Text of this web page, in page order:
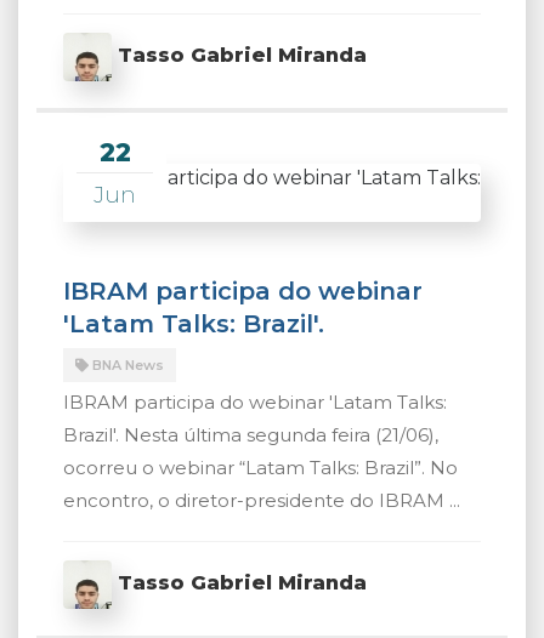
Tasso Gabriel Miranda
22
Jun
IBRAM participa do webinar
'Latam Talks: Brazil'.
BNA News
IBRAM participa do webinar 'Latam Talks:
Brazil'. Nesta última segunda feira (21/06),
ocorreu o webinar “Latam Talks: Brazil”. No
encontro, o diretor-presidente do IBRAM ...
Tasso Gabriel Miranda